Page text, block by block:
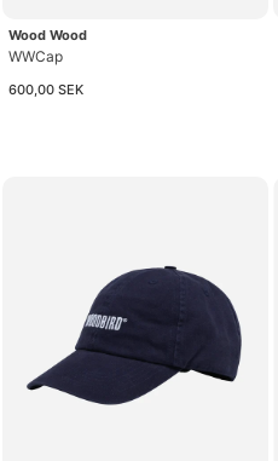
Wood Wood
WWCap
600,00 SEK